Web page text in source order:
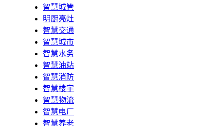
智慧城管
明厨亮灶
智慧交通
智慧城市
智慧水务
智慧油站
智慧消防
智慧楼宇
智慧物流
智慧电厂
智慧养老